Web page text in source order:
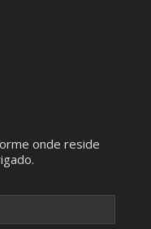
que
onde reside